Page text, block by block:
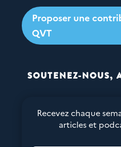
Proposer une
QVT
SOUTENEZ-NOUS,
Recevez chaque
articles et